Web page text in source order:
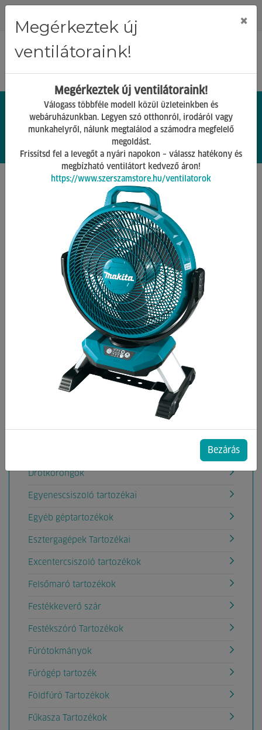
0 0.
Gépek tartozékai
Gyepszellőztető Tartozékok
Vissza
Kategóriák
Ablaktisztítógép tartozék
Akkumulátorok, töltők
Aligátorfűrész Tartozékok
Betoncsiszoló gép tartozékok
Csiszolás
Drótkorongok
Egyenescsiszoló tartozékai
Egyéb géptartozékok
Esztergagépek Tartozékai
Excentercsiszoló tartozékok
Felsőmaró tartozékok
Festékkeverő szár
Festékszóró Tartozékok
Fúrótokmányok
Fúrógép tartozék
Földfúró Tartozékok
Fűkasza Tartozékok
Megérkeztek új
ventilátoraink!
×
Megérkeztek új ventilátoraink!
Válogass többféle modell közül üzleteinkben és
webáruházunkban. Legyen szó otthonról, irodáról vagy
munkahelyről, nálunk megtalálod a számodra megfelelő
megoldást.
Frissítsd fel a levegőt a nyári napokon – válassz hatékony és
megbízható ventilátort kedvező áron!
https://www.szerszamstore.hu/ventilatorok
Bezárás